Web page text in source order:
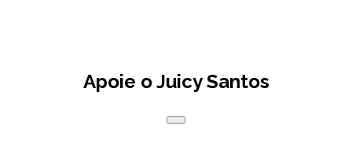
Apoie o Juicy Santos